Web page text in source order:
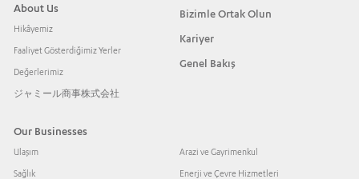
About Us
Hikâyemiz
Faaliyet Gösterdiğimiz Yerler
Değerlerimiz
ジャミール商事株式会社
Bizimle Ortak Olun
Kariyer
Genel Bakış
Our Businesses
Ulaşım
Sağlık
Arazi ve Gayrimenkul
Enerji ve Çevre Hizmetleri